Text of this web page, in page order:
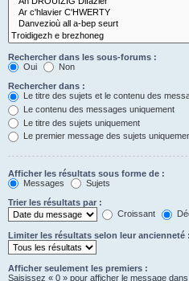
Rechercher dans les sous-forums :
Oui
Non
Rechercher dans :
Le titre des sujets et le contenu des
Le contenu des messages uniquement
Le titre des sujets uniquement
Le premier message des sujets
Afficher les résultats sous forme de :
Messages
Sujets
Trier les résultats par :
Croissant
Limiter les résultats selon leur ancienneté :
Afficher seulement les premiers :
Saisissez « 0 » pour afficher le message dans